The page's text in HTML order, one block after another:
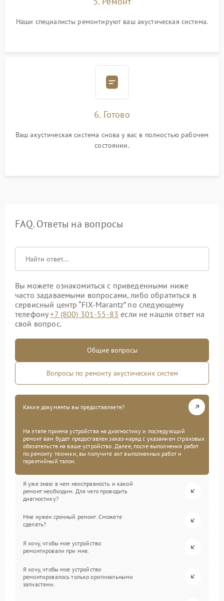
Наши специалисты ремонтируют ваш акустическая система.
6. Готово
Ваш акустическая система снова у вас в полностью рабочем
состоянии.
FAQ. Ответы на вопросы
Вы можете ознакомиться с приведенными ниже
часто задаваемыми вопросами, либо обратиться в
сервисный центр “FIX-Marantz” по следующему
телефону+7 (800) 301-55-83 если не нашли ответ на
свой вопрос.
Общие вопросы
Вопросы по ремонту акустических систем
Какие документы вы предоставляете?
На этапе приема устройства на диагностику и последующий
ремонт вам будет предоставлен заказ-наряд с указанием страховых
обязательств на ваше устройство. Далее, после выполнения работ
по ремонту техники, вы получите акт выполненных работ и
гарантийный талон.
Я уже знаю в чем неисправность и какой
ремонт необходим. Для чего проводить
диагностику?
Мне нужен срочный ремонт. Сможете
сделать?
Я хочу, чтобы мое устройство
ремонтировали при мне.
Я хочу, чтобы мое устройство
ремонтировалось только оригинальными
запчастями.